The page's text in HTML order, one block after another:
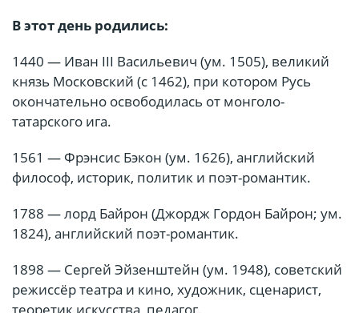
В этот день родились:
1440 — Иван III Васильевич (ум. 1505), великий
князь Московский (с 1462), при котором Русь
окончательно освободилась от монголо-
татарского ига.
1561 — Фрэнсис Бэкон (ум. 1626), английский
философ, историк, политик и поэт-романтик.
1788 — лорд Байрон (Джордж Гордон Байрон; ум.
1824), английский поэт-романтик.
1898 — Сергей Эйзенштейн (ум. 1948), советский
режиссёр театра и кино, художник, сценарист,